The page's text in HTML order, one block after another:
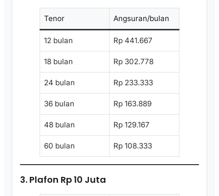
Tenor Angsuran/bulan
12 bulan Rp 441.667
18 bulan Rp 302.778
24 bulan Rp 233.333
36 bulan Rp 163.889
48 bulan Rp 129.167
60 bulan Rp 108.333
3. Plafon Rp 10 Juta